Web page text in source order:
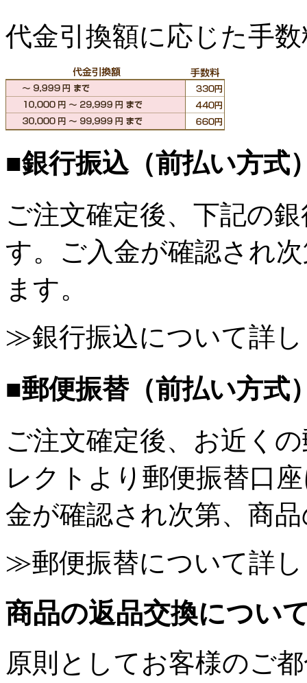
代金引換額に応じた手
■銀行振込（前払い方式
ご注文確定後、下記の
す。ご入金が確認され
ます。
≫銀行振込について詳
■郵便振替（前払い方式
ご注文確定後、お近く
レクトより郵便振替口
金が確認され次第、商
≫郵便振替について詳
商品の返品交換につい
原則としてお客様のご